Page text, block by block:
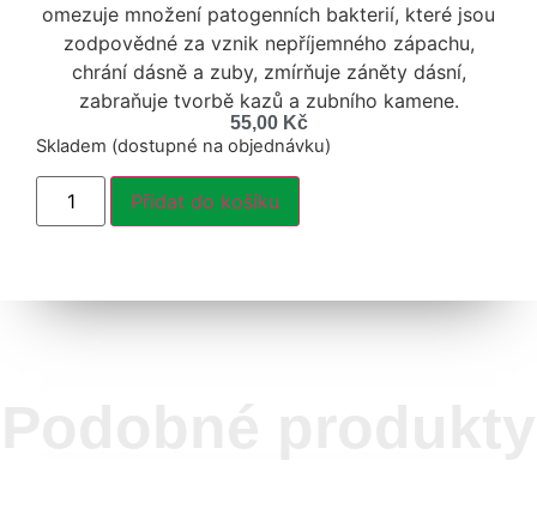
omezuje množení patogenních bakterií, které jsou
zodpovědné za vznik nepříjemného zápachu,
chrání dásně a zuby, zmírňuje záněty dásní,
zabraňuje tvorbě kazů a zubního kamene.
55,00 Kč
Skladem (dostupné na objednávku)
Přidat do košíku